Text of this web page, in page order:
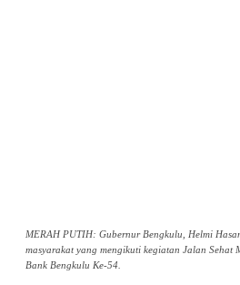
MERAH PUTIH: Gubernur Bengkulu, Helmi
masyarakat yang mengikuti kegiatan Jalan Sehat
Bank Bengkulu Ke-54.